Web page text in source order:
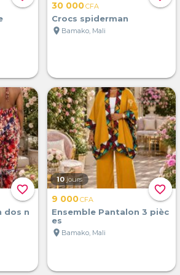
30 000CFA
Crocs spiderman
location_on Bamako, Mali
favorite_border
dos n
favorite_border
10 jours
9 000CFA
Ensemble Pantalon 3 pièc
es
location_on Bamako, Mali